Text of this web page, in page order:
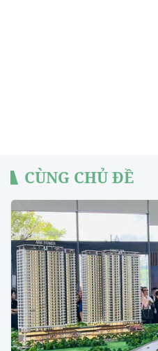
CÙNG CHỦ ĐỀ